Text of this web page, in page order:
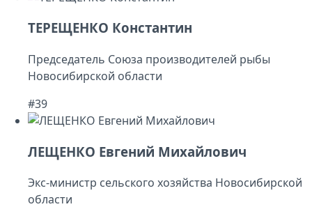
ТЕРЕЩЕНКО Константин
Председатель Союза производителей рыбы
Новосибирской области
#39
ЛЕЩЕНКО Евгений Михайлович
Экс-министр сельского хозяйства Новосибирской
области